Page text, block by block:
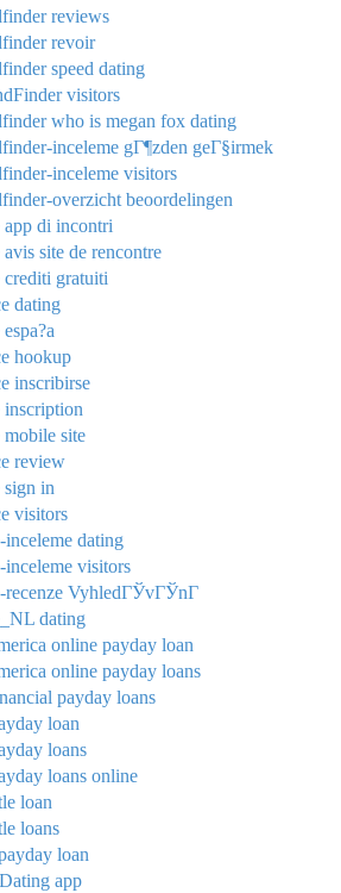
reviews
revoir
speed dating
visitors
who is megan fox dating
inceleme gГ¶zden geГ§irmek
inceleme visitors
overzicht beoordelingen
app di incontri
avis site de rencontre
crediti gratuiti
dating
hookup
inscribirse
inscription
mobile site
review
sign in
visitors
inceleme dating
inceleme visitors
recenze VyhledГЎvГЎnГ­
dating
online payday loan
online payday loans
payday loans
loan
loans
loans online
loan
loans
loan
app